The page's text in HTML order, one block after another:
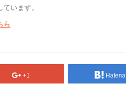
います。
ら
+1 Hatena